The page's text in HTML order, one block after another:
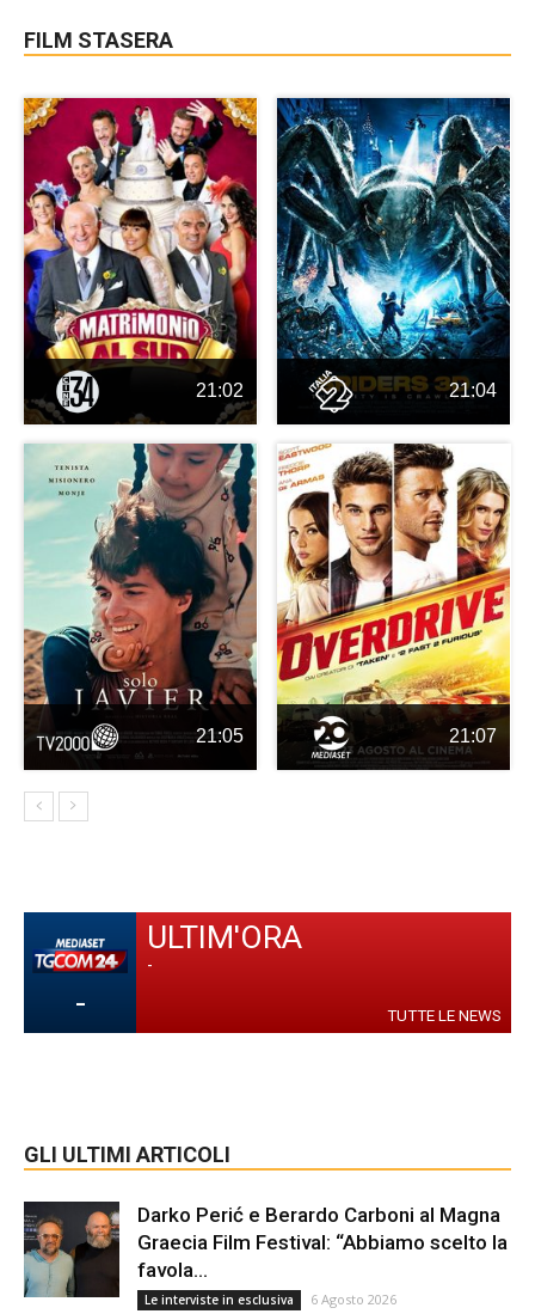
FILM STASERA
21:02 21:04
21:05 21:07
-
ULTIM'ORA
-
TUTTE LE NEWS
GLI ULTIMI ARTICOLI
Darko Perić e Berardo Carboni al Magna
Graecia Film Festival: “Abbiamo scelto la
favola...
Le interviste in esclusiva 6 Agosto 2026